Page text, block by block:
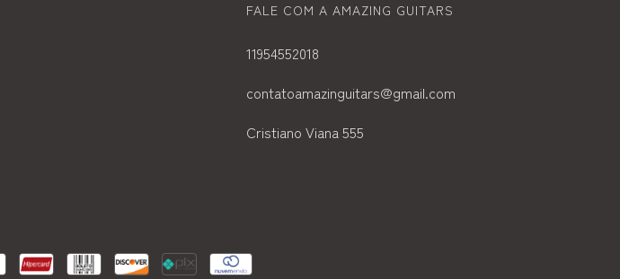
FALE COM A AMAZING GUITARS
11954552018
contatoamazinguitars@gmail.com
Cristiano Viana 555